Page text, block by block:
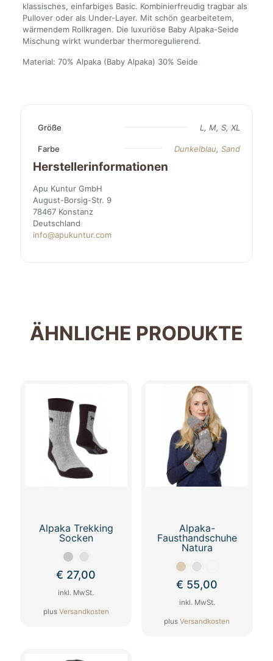
klassisches, einfarbiges Basic. Kombinierfreudig tragbar als
Pullover oder als Under-Layer. Mit schön gearbeitetem,
wärmendem Rollkragen. Die luxuriöse Baby Alpaka-Seide
Mischung wirkt wunderbar thermoregulierend.
Material: 70% Alpaka (Baby Alpaka) 30% Seide
Größe L, M, S, XL
Farbe Dunkelblau, Sand
Herstellerinformationen
Apu Kuntur GmbH
August-Borsig-Str. 9
78467 Konstanz
Deutschland
info@apukuntur.com
ÄHNLICHE PRODUKTE
Alpaka Trekking
Socken
€ 27,00
inkl. MwSt.
plus Versandkosten
Alpaka-
Fausthandschuhe
Natura
€ 55,00
inkl. MwSt.
plusVersandkosten